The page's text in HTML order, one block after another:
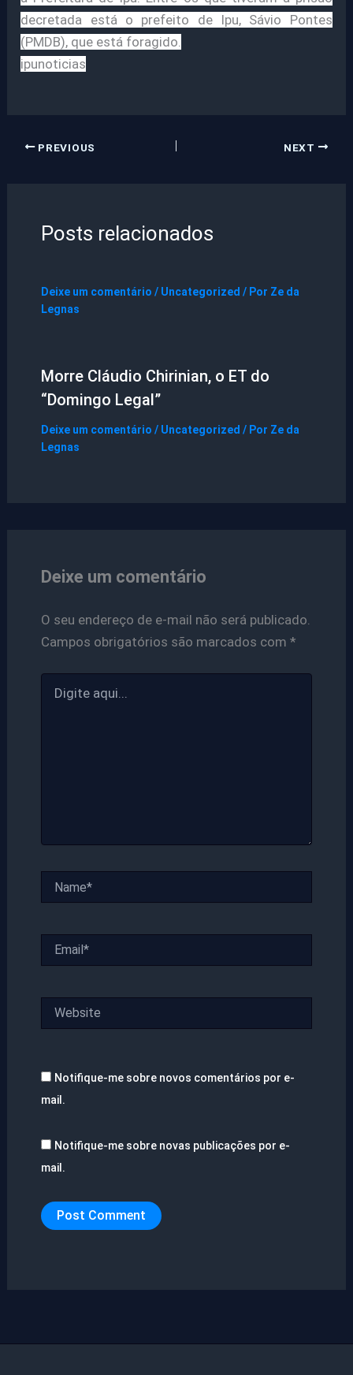
decretada está o prefeito de Ipu, Sávio Pontes
(PMDB), que está foragido.
ipunoticias
PREVIOUS NEXT
Posts relacionados
Deixe um comentário / Uncategorized / Por Ze da
Legnas
Morre Cláudio Chirinian, o ET do
“Domingo Legal”
Deixe um comentário / Uncategorized / Por Ze da
Legnas
Deixe um comentário
O seu endereço de e-mail não será publicado.
Campos obrigatórios são marcados com *
aqui...
Notifique-me sobre novos comentários por e-
mail.
Notifique-me sobre novas publicações por e-
mail.